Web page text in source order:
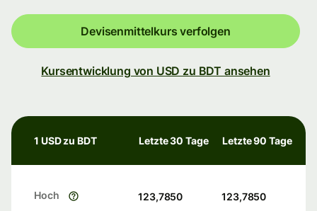
Devisenmittelkurs verfolgen
Kursentwicklung von USD zu BDT ansehen
1 USD zu BDT Letzte 30 Tage Letzte 90 Tage
Hoch 123,7850 123,7850